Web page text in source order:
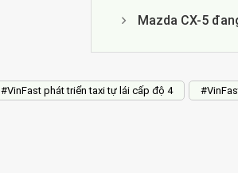
Mazda CX-5
#VinFast phát triển taxi tự lái cấp độ 4